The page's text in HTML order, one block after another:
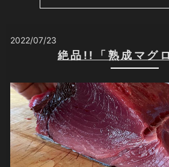
2022/07/23
絶品!!「熟成マグ